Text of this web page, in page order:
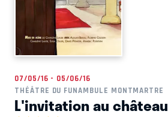
07/05/16 - 05/06/16
THÉÂTRE DU FUNAMBULE MONTMARTRE
L'invitation au château